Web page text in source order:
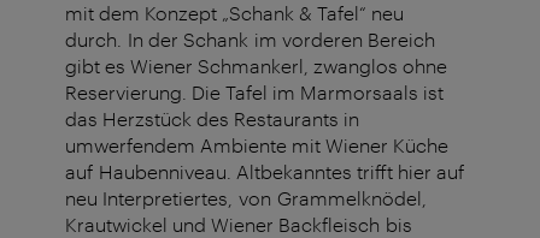
mit dem Konzept „Schank & Tafel“ neu
durch. In der Schank im vorderen Bereich
gibt es Wiener Schmankerl, zwanglos ohne
Reservierung. Die Tafel im Marmorsaals ist
das Herzstück des Restaurants in
umwerfendem Ambiente mit Wiener Küche
auf Haubenniveau. Altbekanntes trifft hier auf
neu Interpretiertes, von Grammelknödel,
Krautwickel und Wiener Backfleisch bis